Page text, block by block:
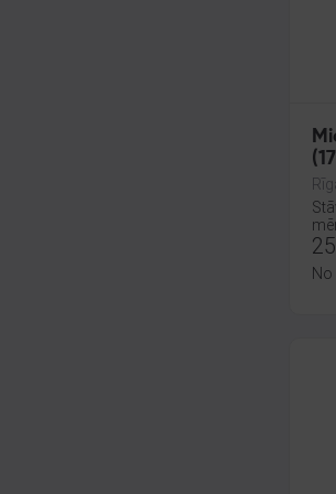
No